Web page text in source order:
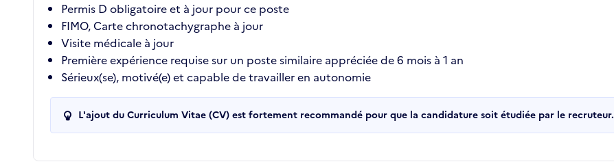
Permis D obligatoire et à jour pour ce poste
FIMO, Carte chronotachygraphe à jour
Visite médicale à jour
Première expérience requise sur un poste similaire appréciée de 6 mois à 1 an
Sérieux(se), motivé(e) et capable de travailler en autonomie
L'ajout du Curriculum Vitae (CV) est fortement recommandé pour que la candidature soit étudiée par le recruteur.